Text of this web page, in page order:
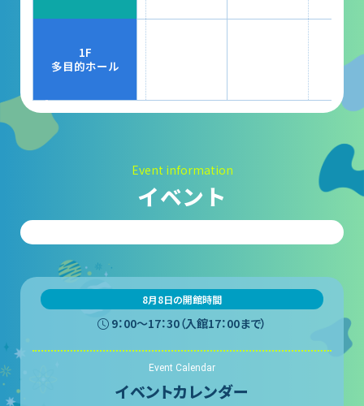
大村賞
科学館で働きたい方へ
実験・展示分野のアルバイト募集
インフォメーション アルバイト募集
科学館ボランティア募集
職場体験・実習・CST
博物館実習について
1F
多目的ホール
Event information
イベント
8月8日の開館時間
9：00〜17：30（入館17：00まで）
Event Calendar
イベントカレンダー